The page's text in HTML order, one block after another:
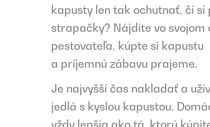
kapusty len tak ochutnať, či
strapačky? Nájdite vo svojom
pestovateľa, kúpte si kapustu
a príjemnú zábavu prajeme.
Je najvyšší čas nakladať a
jedlá s kyslou kapustou.